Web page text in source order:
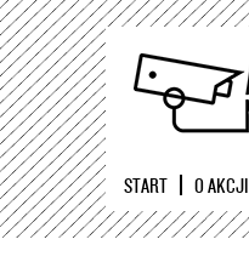
START O AKCJI